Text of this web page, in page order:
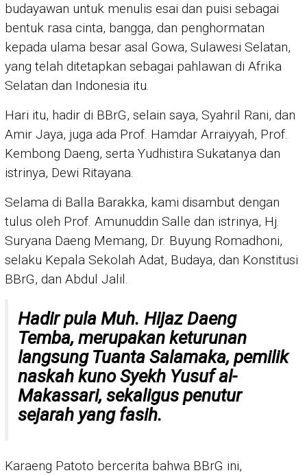
budayawan untuk menulis esai dan puisi sebagai
bentuk rasa cinta, bangga, dan penghormatan
kepada ulama besar asal Gowa, Sulawesi Selatan,
yang telah ditetapkan sebagai pahlawan di Afrika
Selatan dan Indonesia itu.
Hari itu, hadir di BBrG, selain saya, Syahril Rani, dan
Amir Jaya, juga ada Prof. Hamdar Arraiyyah, Prof.
Kembong Daeng, serta Yudhistira Sukatanya dan
istrinya, Dewi Ritayana.
Selama di Balla Barakka, kami disambut dengan
tulus oleh Prof. Amunuddin Salle dan istrinya, Hj.
Suryana Daeng Memang, Dr. Buyung Romadhoni,
selaku Kepala Sekolah Adat, Budaya, dan Konstitusi
BBrG, dan Abdul Jalil.
Hadir pula Muh. Hijaz Daeng
Temba, merupakan keturunan
langsung Tuanta Salamaka, pemilik
naskah kuno Syekh Yusuf al-
Makassari, sekaligus penutur
sejarah yang fasih.
Karaeng Patoto bercerita bahwa BBrG ini,